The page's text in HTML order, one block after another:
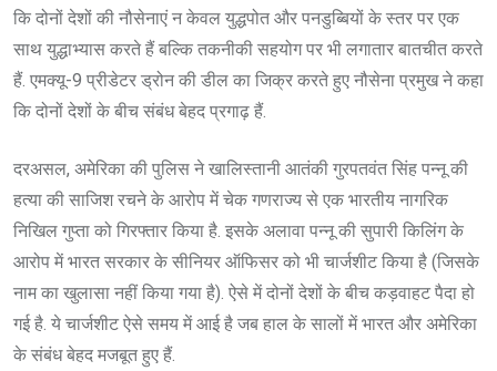
कि दोनों देशों की नौसेनाएं न केवल युद्धपोत और पनडुब्बियों के स्तर पर एक
साथ युद्धाभ्यास करते हैं बल्कि तकनीकी सहयोग पर भी लगातार बातचीत करते
हैं. एमक्यू-9 प्रीडेटर ड्रोन की डील का जिक्र करते हुए नौसेना प्रमुख ने कहा
कि दोनों देशों के बीच संबंध बेहद प्रगाढ़ हैं.
दरअसल, अमेरिका की पुलिस ने खालिस्तानी आतंकी गुरपतवंत सिंह पन्नू की
हत्या की साजिश रचने के आरोप में चेक गणराज्य से एक भारतीय नागरिक
निखिल गुप्ता को गिरफ्तार किया है. इसके अलावा पन्नू की सुपारी किलिंग के
आरोप में भारत सरकार के सीनियर ऑफिसर को भी चार्जशीट किया है (जिसके
नाम का खुलासा नहीं किया गया है). ऐसे में दोनों देशों के बीच कड़वाहट पैदा हो
गई है. ये चार्जशीट ऐसे समय में आई है जब हाल के सालों में भारत और अमेरिका
के संबंध बेहद मजबूत हुए हैं.